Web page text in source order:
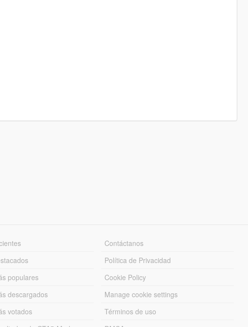
populares
descargados
votados
Contáctanos
Política de Privacidad
Cookie Policy
Manage cookie settings
Términos de uso